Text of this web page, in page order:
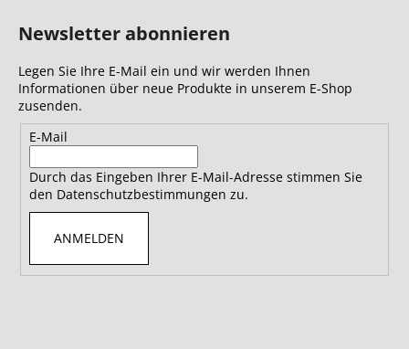
Newsletter abonnieren
Legen Sie Ihre E-Mail ein und wir werden Ihnen
Informationen über neue Produkte in unserem E-Shop
zusenden.
E-Mail
Durch das Eingeben Ihrer E-Mail-Adresse stimmen Sie
den Datenschutzbestimmungen zu.
ANMELDEN